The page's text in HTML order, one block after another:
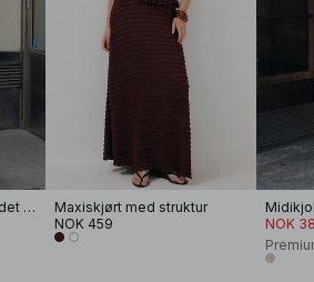
Strikket genset med foldet erme
Maxiskjørt med struktur
NOK 459
NOK